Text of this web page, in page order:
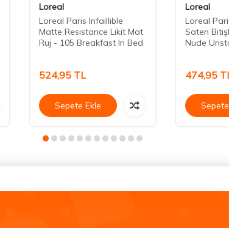
Loreal
Loreal Paris Infaillible
Matte Resistance Likit Mat
Ruj - 105 Breakfast In Bed
524,95 TL
Sepete Ekle
Loreal
Loreal
Saten
Nude
474,95